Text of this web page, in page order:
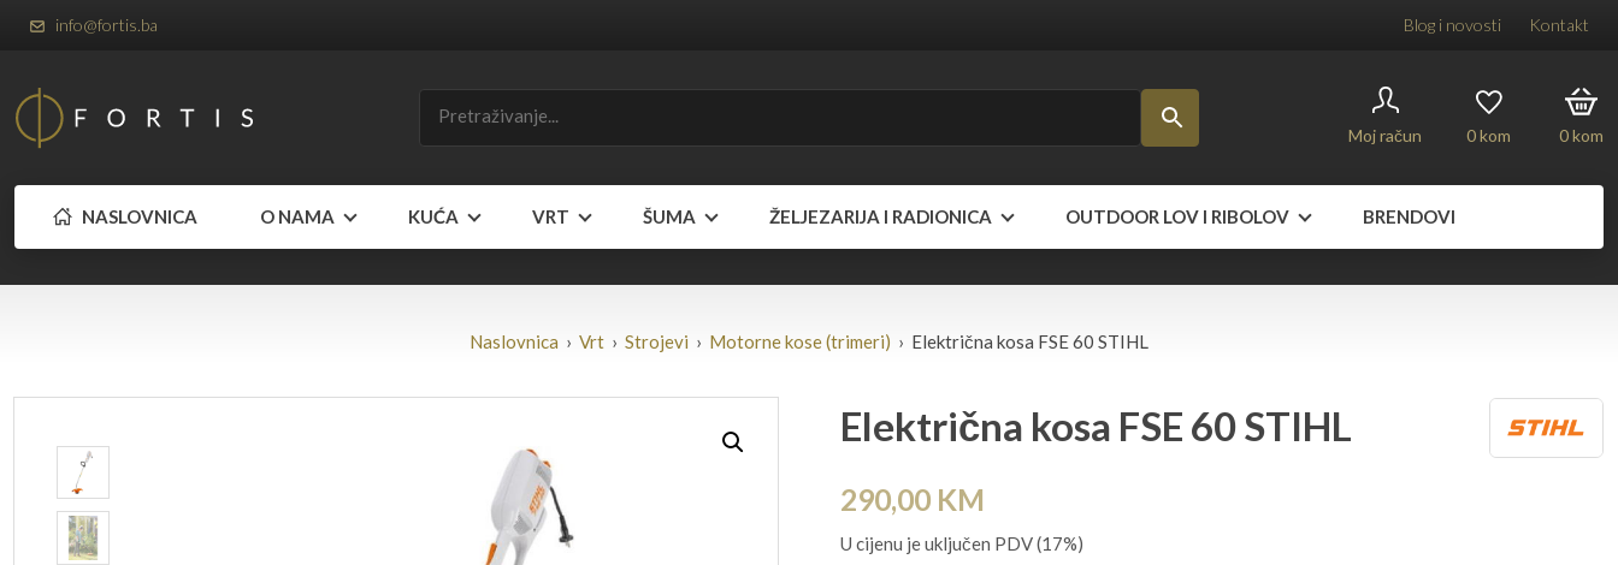
info@fortis.ba Blog i novosti Kontakt
Moj račun 0kom 0kom
NASLOVNICA O NAMA KUĆA VRT ŠUMA ŽELJEZARIJA I RADIONICA OUTDOOR LOV I RIBOLOV BRENDOVI
Naslovnica › Vrt › Strojevi › Motorne kose (trimeri) › Električna kosa FSE 60 STIHL
Električna kosa FSE 60 STIHL
290,00 KM
U cijenu je uključen PDV (17%)